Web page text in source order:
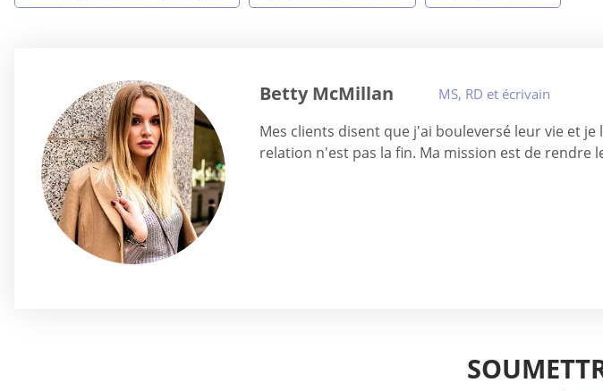
Betty McMillan MS, RD et écrivain
Mes clients disent que j'ai bouleversé leur vie et
relation n'est pas la fin. Ma mission est de rendre